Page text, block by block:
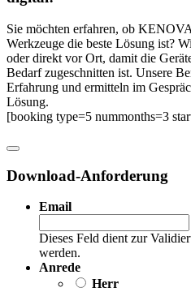
Sie möchten erfahren, ob
Werkzeuge die beste Lösung ist?
oder direkt vor Ort, damit die
Bedarf zugeschnitten ist. Unsere
Erfahrung und ermitteln im
Lösung.
[booking type=5 nummonths=3
Download-Anforderung
Email
Dieses Feld dient zur
werden.
Anrede
Herr